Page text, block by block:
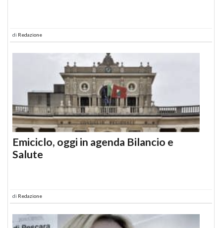
di Redazione
Emiciclo, oggi in agenda Bilancio e
Salute
di Redazione